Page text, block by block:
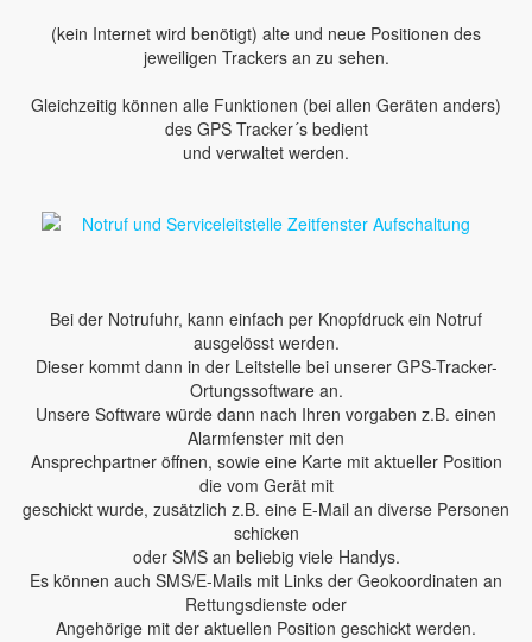
(kein Internet wird benötigt) alte und neue Positionen des
jeweiligen Trackers an zu sehen.
Gleichzeitig können alle Funktionen (bei allen Geräten anders)
des GPS Tracker´s bedient
und verwaltet werden.
Bei der Notrufuhr, kann einfach per Knopfdruck ein Notruf
ausgelösst werden.
Dieser kommt dann in der Leitstelle bei unserer GPS-Tracker-
Ortungssoftware an.
Unsere Software würde dann nach Ihren vorgaben z.B. einen
Alarmfenster mit den
Ansprechpartner öffnen, sowie eine Karte mit aktueller Position
die vom Gerät mit
geschickt wurde, zusätzlich z.B. eine E-Mail an diverse Personen
schicken
oder SMS an beliebig viele Handys.
Es können auch SMS/E-Mails mit Links der Geokoordinaten an
Rettungsdienste oder
Angehörige mit der aktuellen Position geschickt werden.